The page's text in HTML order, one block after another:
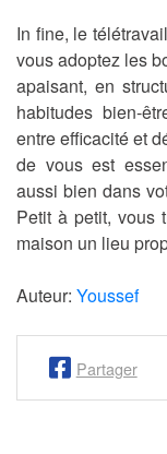
In fine, le
vous adoptez les
apaisant, en
habitudes bien-
entre efficacité et
de vous est
aussi bien dans
Petit à petit, vous
maison un lieu
Auteur: Youssef
Partager